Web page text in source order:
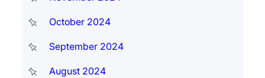
October 2024
September 2024
August 2024